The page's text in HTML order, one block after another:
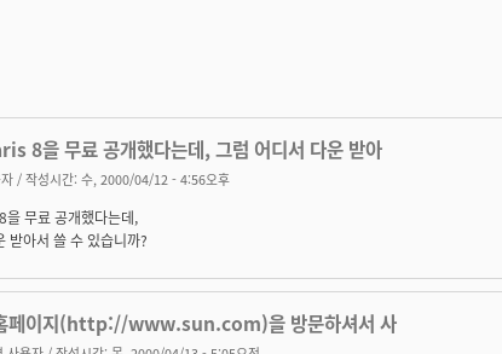
8을 무료 공개했다는데, 그럼 어디서 다운 받아
/ 작성시간: 수, 2000/04/12 - 4:56오후
무료 공개했다는데,
받아서 쓸 수 있습니까?
페이지(http://www.sun.com)을 방문하셔서 사